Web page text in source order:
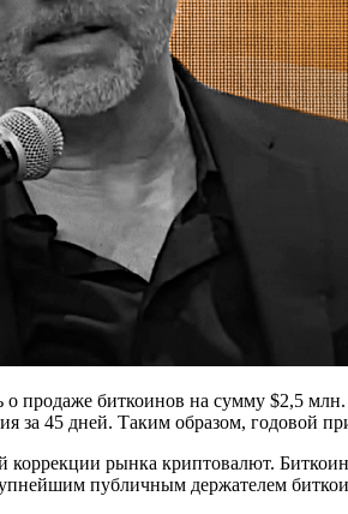
продаже биткоинов на сумму $2,5
45 дней. Таким образом, годовой
рынка криптовалют.
публичным держателем